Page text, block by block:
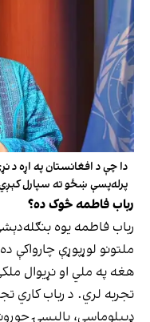
دا چې د افغانستان په اړه
پرله‌پسې ښځو ته سپارل
رباب فاطمه څوک ده؟
رباب فاطمه یوه
ملتونو لوړپوړې چارواکې
هغه په ملي او نړیوال
تجربه لري. د رباب کاري
ډیپلوماسي، پالیسۍ